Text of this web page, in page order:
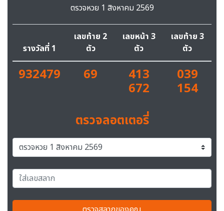
ตรวจหวย 1 สิงหาคม 2569
รางวัลที่ 1
เลขท้าย 2
ตัว
เลขหน้า 3
ตัว
เลขท้าย 3
ตัว
932479 69 413
672
039
154
ตรวจลอตเตอรี่